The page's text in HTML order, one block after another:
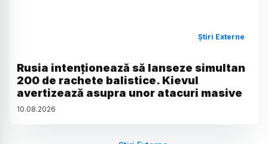
Știri Externe
Rusia intenționează să lanseze simultan
200 de rachete balistice. Kievul
avertizează asupra unor atacuri masive
10.08.2026